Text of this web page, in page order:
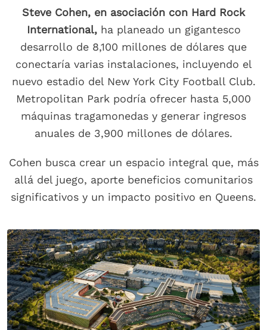
Steve Cohen, en asociación con Hard Rock
International,ha planeado un gigantesco
desarrollo de 8,100 millones de dólares que
conectaría varias instalaciones, incluyendo el
nuevo estadio del New York City Football Club.
Metropolitan Park podría ofrecer hasta 5,000
máquinas tragamonedas y generar ingresos
anuales de 3,900 millones de dólares.
Cohen busca crear un espacio integral que, más
allá del juego, aporte beneficios comunitarios
significativos y un impacto positivo en Queens.